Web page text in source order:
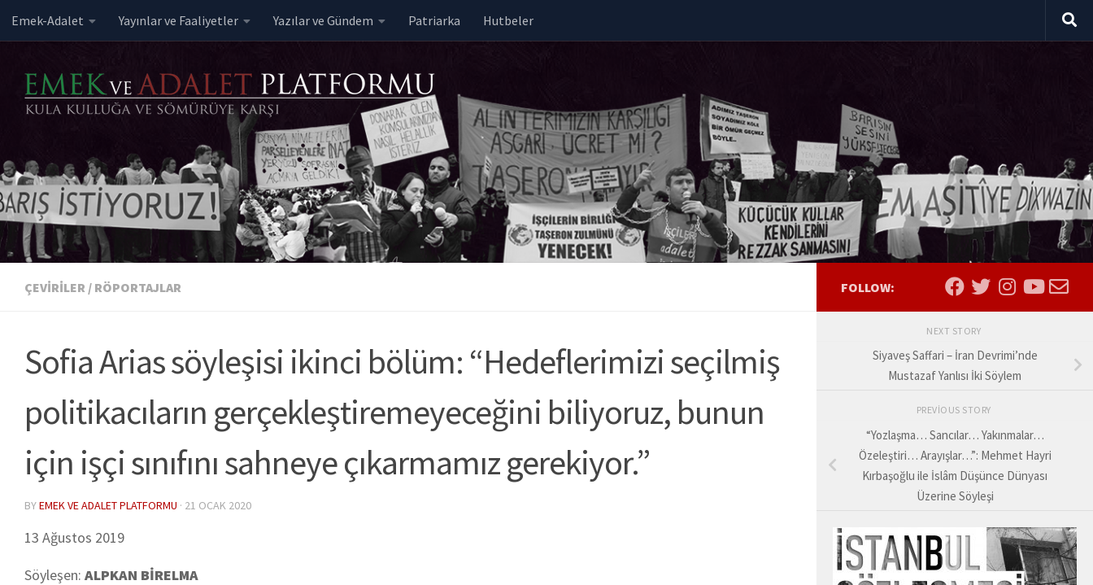
Skip to content
Emek-Adalet Yayınlar ve Faaliyetler Yazılar ve Gündem Patriarka Hutbeler
ÇEVIRILER / RÖPORTAJLAR
Sofia Arias söyleşisi ikinci bölüm: “Hedeflerimizi seçilmiş
politikacıların gerçekleştiremeyeceğini biliyoruz, bunun
için işçi sınıfını sahneye çıkarmamız gerekiyor.”
BYEMEK VE ADALET PLATFORMU · 21 OCAK 2020
13 Ağustos 2019
Söyleşen: ALPKAN BİRELMA
FOLLOW:
NEXT STORY
Siyaveş Saffari – İran Devrimi’nde
Mustazaf Yanlısı İki Söylem
PREVIOUS STORY
“Yozlaşma… Sancılar… Yakınmalar…
Özeleştiri… Arayışlar…”: Mehmet Hayri
Kırbaşoğlu ile İslâm Düşünce Dünyası
Üzerine Söyleşi